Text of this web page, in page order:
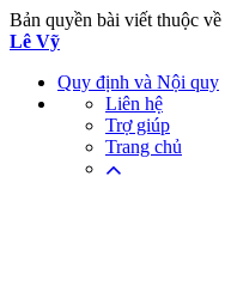
Bản quyền bài viết thuộc về
Lê Vỹ
Quy định và Nội quy
Liên hệ
Trợ giúp
Trang chủ